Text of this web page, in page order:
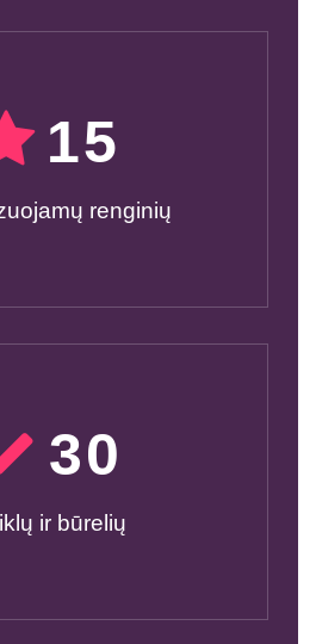
15
renginių
30
ir būrelių